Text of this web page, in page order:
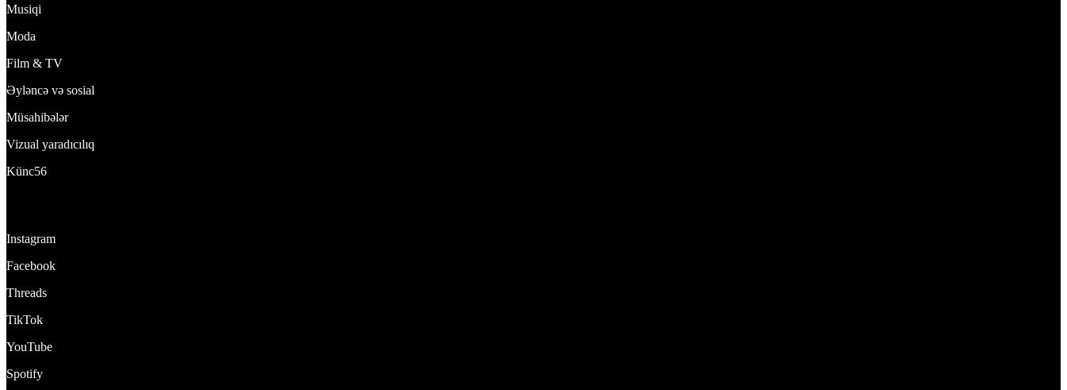
Musiqi
Moda
Film & TV
Əyləncə və sosial
Müsahibələr
Vizual yaradıcılıq
Künc56
Instagram
Facebook
Threads
TikTok
YouTube
Spotify